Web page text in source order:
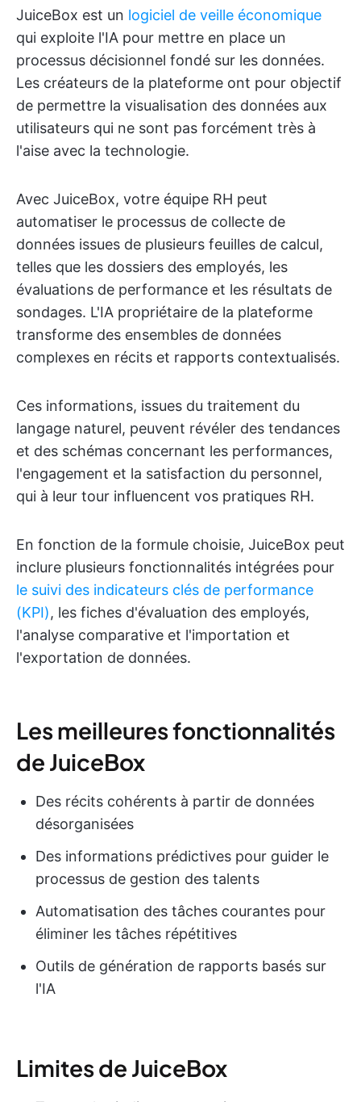
JuiceBox est un logiciel de veille économique
qui exploite l'IA pour mettre en place un
processus décisionnel fondé sur les données.
Les créateurs de la plateforme ont pour objectif
de permettre la visualisation des données aux
utilisateurs qui ne sont pas forcément très à
l'aise avec la technologie.
Avec JuiceBox, votre équipe RH peut
automatiser le processus de collecte de
données issues de plusieurs feuilles de calcul,
telles que les dossiers des employés, les
évaluations de performance et les résultats de
sondages. L'IA propriétaire de la plateforme
transforme des ensembles de données
complexes en récits et rapports contextualisés.
Ces informations, issues du traitement du
langage naturel, peuvent révéler des tendances
et des schémas concernant les performances,
l'engagement et la satisfaction du personnel,
qui à leur tour influencent vos pratiques RH.
En fonction de la formule choisie, JuiceBox peut
inclure plusieurs fonctionnalités intégrées pour
le suivi des indicateurs clés de performance
(KPI), les fiches d'évaluation des employés,
l'analyse comparative et l'importation et
l'exportation de données.
Les meilleures fonctionnalités
de JuiceBox
Des récits cohérents à partir de données
désorganisées
Des informations prédictives pour guider le
processus de gestion des talents
Automatisation des tâches courantes pour
éliminer les tâches répétitives
Outils de génération de rapports basés sur
l'IA
Limites de JuiceBox